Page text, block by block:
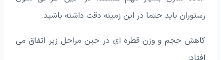
رستوران باید حتما در این زمینه دقت داشته باشید.
کاهش حجم و وزن قطره ای در حین مراحل زیر اتفاق می